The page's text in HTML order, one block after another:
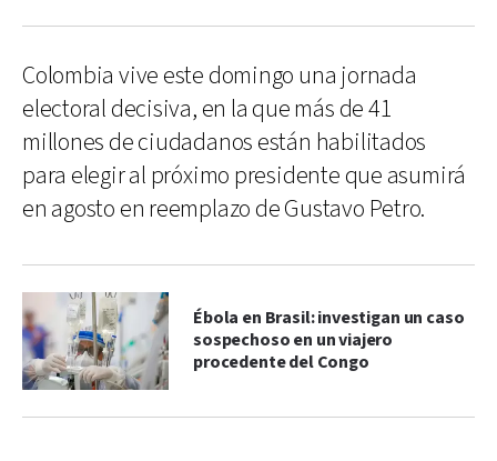
Colombia vive este domingo una jornada
electoral decisiva, en la que más de 41
millones de ciudadanos están habilitados
para elegir al próximo presidente que asumirá
en agosto en reemplazo de Gustavo Petro.
Ébola en Brasil: investigan un caso
sospechoso en un viajero
procedente del Congo